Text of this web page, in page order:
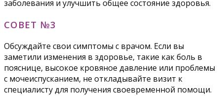
заболевания и улучшить общее состояние здоровья.
СОВЕТ №3
Обсуждайте свои симптомы с врачом. Если вы
заметили изменения в здоровье, такие как боль в
пояснице, высокое кровяное давление или проблемы
с мочеиспусканием, не откладывайте визит к
специалисту для получения своевременной помощи.